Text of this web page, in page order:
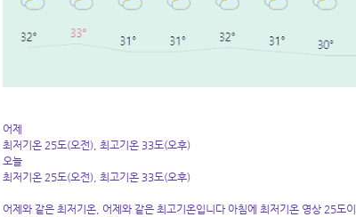
어제
최저기온 25도(오전), 최고기온 33도(오후)
오늘
최저기온 25도(오전), 최고기온 33도(오후)
어제와 같은 최저기온, 어제와 같은 최고기온입니다 아침에 최저기온 영상 25도